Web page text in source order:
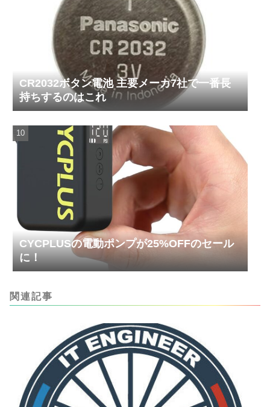
CR2032ボタン電池 主要メーカ7社で一番長
持ちするのはこれ
CYCPLUSの電動ポンプが25%OFFのセール
に！
関連記事